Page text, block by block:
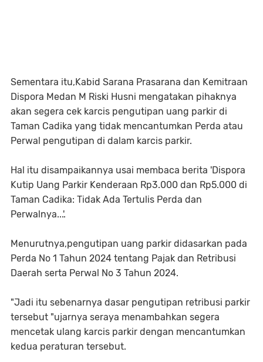
Sementara itu,Kabid Sarana Prasarana dan Kemitraan
Dispora Medan M Riski Husni mengatakan pihaknya
akan segera cek karcis pengutipan uang parkir di
Taman Cadika yang tidak mencantumkan Perda atau
Perwal pengutipan di dalam karcis parkir.
Hal itu disampaikannya usai membaca berita 'Dispora
Kutip Uang Parkir Kenderaan Rp3.000 dan Rp5.000 di
Taman Cadika: Tidak Ada Tertulis Perda dan
Perwalnya...'.
Menurutnya,pengutipan uang parkir didasarkan pada
Perda No 1 Tahun 2024 tentang Pajak dan Retribusi
Daerah serta Perwal No 3 Tahun 2024.
"Jadi itu sebenarnya dasar pengutipan retribusi parkir
tersebut "ujarnya seraya menambahkan segera
mencetak ulang karcis parkir dengan mencantumkan
kedua peraturan tersebut.